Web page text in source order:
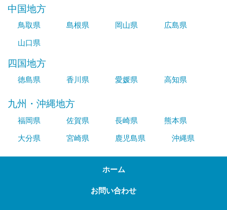
中国地方
鳥取県 島根県 岡山県
広島県
山口県
四国地方
徳島県 香川県 愛媛県 高知県
九州・沖縄地方
福岡県 佐賀県 長崎県
熊本県
大分県
宮崎県 鹿児島県 沖縄県
ホーム
お問い合わせ